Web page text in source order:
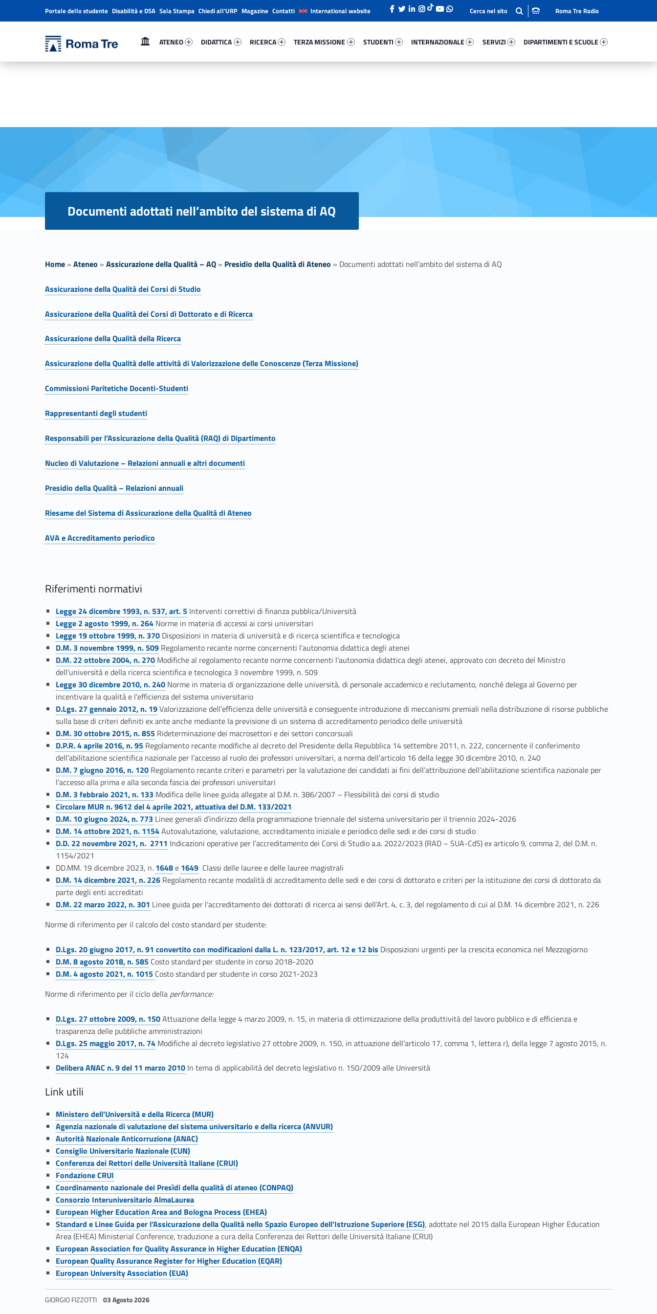
Documenti adottati nell'ambito del sistema di AQ - Università Roma Tre
Primary Menu
ATENEO
DIDATTICA
RICERCA
TERZA MISSIONE
STUDENTI
INTERNAZIONALE
SERVIZI
DIPARTIMENTI E SCUOLE
Header info sidebar
Portale dello studente Disabilità e DSA Sala Stampa Chiedi all’URP Magazine Contatti International website Roma Tre Radio
Documenti adottati nell’ambito del sistema di AQ
Home » Ateneo » Assicurazione della Qualità – AQ » Presidio della Qualità di Ateneo » Documenti adottati nell’ambito del sistema di AQ
D
o
c
u
m
e
n
t
i
a
d
t
t
a
t
i
n
e
l
l
’
a
m
b
t
o
d
e
l
s
i
s
t
e
m
a
d
i
A
Q
Link identifier #identifier__97507-1
Assicurazione della Qualità dei Corsi di Studio
Link identifier #identifier__95312-2
Assicurazione della Qualità dei Corsi di Dottorato e di Ricerca
Assicurazione della Qualità della Ricerca
Assicurazione della Qualità delle attività di Valorizzazione delle Conoscenze (Terza Missione)
Link identifier #identifier__28534-5
Commissioni Paritetiche Docenti-Studenti
Rappresentanti degli studenti
Link identifier #identifier__41823-7
Responsabili per l’Assicurazione della Qualità (RAQ) di Dipartimento
Link identifier #identifier__33880-8
Nucleo di Valutazione – Relazioni annuali e altri documenti
Link identifier #identifier__35782-9
Presidio della Qualità – Relazioni annuali
Riesame del Sistema di Assicurazione della Qualità di Ateneo
AVA e Accreditamento periodico
Riferimenti normativi
Link identifier #identifier__146191-12
Legge 24 dicembre 1993, n. 537, art. 5 Interventi correttivi di finanza pubblica/Università
Link identifier #identifier__85739-13
Legge 2 agosto 1999, n. 264 Norme in materia di accessi ai corsi universitari
Link identifier #identifier__186578-14
Legge 19 ottobre 1999, n. 370 Disposizioni in materia di università e di ricerca scientifica e tecnologica
Link identifier #identifier__23496-15
D.M. 3 novembre 1999, n. 509 Regolamento recante norme concernenti l’autonomia didattica degli atenei
Link identifier #identifier__63355-16
D.M. 22 ottobre 2004, n. 270 Modifiche al regolamento recante norme concernenti l’autonomia didattica degli atenei, approvato con decreto del Ministro
dell’università e della ricerca scientifica e tecnologica 3 novembre 1999, n. 509
Link identifier #identifier__199420-17
Legge 30 dicembre 2010, n. 240 Norme in materia di organizzazione delle università, di personale accademico e reclutamento, nonché delega al Governo per
incentivare la qualità e l’efficienza del sistema universitario
Link identifier #identifier__169834-18
D.Lgs. 27 gennaio 2012, n. 19Valorizzazione dell’efficienza delle università e conseguente introduzione di meccanismi premiali nella distribuzione di risorse pubbliche
sulla base di criteri definiti ex ante anche mediante la previsione di un sistema di accreditamento periodico delle università
Link identifier #identifier__102115-19
D.M. 30 ottobre 2015, n. 855 Rideterminazione dei macrosettori e dei settori concorsuali
Link identifier #identifier__88399-20
D.P.R. 4 aprile 2016, n. 95 Regolamento recante modifiche al decreto del Presidente della Repubblica 14 settembre 2011, n. 222, concernente il conferimento
dell’abilitazione scientifica nazionale per l’accesso al ruolo dei professori universitari, a norma dell’articolo 16 della legge 30 dicembre 2010, n. 240
Link identifier #identifier__53883-21
D.M. 7 giugno 2016, n. 120 Regolamento recante criteri e parametri per la valutazione dei candidati ai fini dell’attribuzione dell’abilitazione scientifica nazionale per
l’accesso alla prima e alla seconda fascia dei professori universitari
Link identifier #identifier__123844-22
D.M. 3 febbraio 2021, n. 133 Modifica delle linee guida allegate al D.M. n. 386/2007 – Flessibilità dei corsi di studio
Link identifier #identifier__49040-23
Circolare MUR n. 9612 del 4 aprile 2021, attuativa del D.M. 133/2021
Link identifier #identifier__185365-24
D.M. 10 giugno 2024, n. 773 Linee generali d’indirizzo della programmazione triennale del sistema universitario per il triennio 2024-2026
Link identifier #identifier__151266-25
D.M. 14 ottobre 2021, n. 1154Autovalutazione, valutazione, accreditamento iniziale e periodico delle sedi e dei corsi di studio
Link identifier #identifier__154066-26
D.D. 22 novembre 2021, n. 2711 Indicazioni operative per l’accreditamento dei Corsi di Studio a.a. 2022/2023 (RAD – SUA-CdS) ex articolo 9, comma 2, del D.M. n.
1154/2021
DD.MM. 19 dicembre 2023, n. Link identifier #identifier__125616-27
1648e Link identifier #identifier__105067-28
1649 Classi delle lauree e delle lauree magistrali
Link identifier #identifier__193423-29
D.M. 14 dicembre 2021, n. 226 Regolamento recante modalità di accreditamento delle sedi e dei corsi di dottorato e criteri per la istituzione dei corsi di dottorato da
parte degli enti accreditati
Link identifier #identifier__157036-30
D.M. 22 marzo 2022, n. 301 Linee guida per l’accreditamento dei dottorati di ricerca ai sensi dell’Art. 4, c. 3, del regolamento di cui al D.M. 14 dicembre 2021, n. 226
Norme di riferimento per il calcolo del costo standard per studente:
Link identifier #identifier__178083-31
D.Lgs. 20 giugno 2017, n. 91 convertito con modificazioni dalla L. n. 123/2017, art. 12 e 12 bis Disposizioni urgenti per la crescita economica nel Mezzogiorno
Link identifier #identifier__162590-32
D.M. 8 agosto 2018, n. 585 Costo standard per studente in corso 2018-2020
Link identifier #identifier__163167-33
D.M. 4 agosto 2021, n. 1015 Costo standard per studente in corso 2021-2023
Norme di riferimento per il ciclo della performance:
Link identifier #identifier__73939-34
D.Lgs. 27 ottobre 2009, n. 150Attuazione della legge 4 marzo 2009, n. 15, in materia di ottimizzazione della produttività del lavoro pubblico e di efficienza e
trasparenza delle pubbliche amministrazioni
Link identifier #identifier__155630-35
D.Lgs. 25 maggio 2017, n. 74 Modifiche al decreto legislativo 27 ottobre 2009, n. 150, in attuazione dell’articolo 17, comma 1, lettera r), della legge 7 agosto 2015, n.
124
Link identifier #identifier__169048-36
Delibera ANAC n. 9 del 11 marzo 2010 In tema di applicabilità del decreto legislativo n. 150/2009 alle Università
Link utili
Link identifier #identifier__51079-37
Ministero dell’Università e della Ricerca (MUR)
Link identifier #identifier__23284-38
Agenzia nazionale di valutazione del sistema universitario e della ricerca (ANVUR)
Link identifier #identifier__73431-39
Autorità Nazionale Anticorruzione (ANAC)
Link identifier #identifier__136763-40
Consiglio Universitario Nazionale (CUN)
Link identifier #identifier__138088-41
Conferenza dei Rettori delle Università Italiane (CRUI)
Link identifier #identifier__38069-42
Fondazione CRUI
Link identifier #identifier__99334-43
Coordinamento nazionale dei Presìdi della qualità di ateneo (CONPAQ)
Link identifier #identifier__132119-44
Consorzio Interuniversitario AlmaLaurea
Link identifier #identifier__60871-45
European Higher Education Area and Bologna Process (EHEA)
Link identifier #identifier__68889-46
Standard e Linee Guida per l’Assicurazione della Qualità nello Spazio Europeo dell’Istruzione Superiore (ESG), adottate nel 2015 dalla European Higher Education
Area (EHEA) Ministerial Conference, traduzione a cura della Conferenza dei Rettori delle Università Italiane (CRUI)
Link identifier #identifier__176205-47
European Association for Quality Assurance in Higher Education (ENQA)
Link identifier #identifier__2876-48
European Quality Assurance Register for Higher Education (EQAR)
Link identifier #identifier__179055-49
European University Association (EUA)
GIORGIO FIZZOTTI 03 Agosto 2026